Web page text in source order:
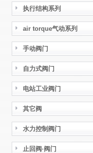
执行结构系列
air torque气动系列
手动阀门
自力式阀门
电站工业阀门
其它阀
水力控制阀门
止回阀·阀门